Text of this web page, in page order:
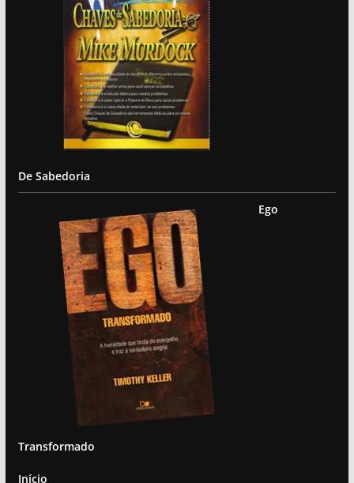
De Sabedoria
Ego
Transformado
Início